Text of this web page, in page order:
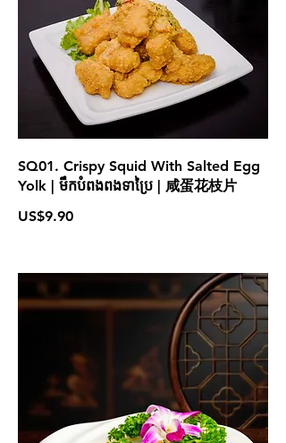
SQ01. Crispy Squid With Salted Egg
Yolk | មឹកបំពងពងទាប្រៃ | 咸蛋花枝片
US$9.90